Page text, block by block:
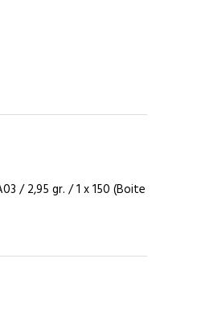
/ 2,95 gr. / 1 x 150 (Boite